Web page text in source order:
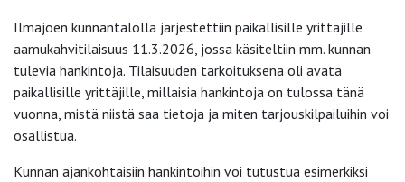
Ilmajoen kunnantalolla järjestettiin paikallisille yrittäjille
aamukahvitilaisuus 11.3.2026, jossa käsiteltiin mm. kunnan
tulevia hankintoja. Tilaisuuden tarkoituksena oli avata
paikallisille yrittäjille, millaisia hankintoja on tulossa tänä
vuonna, mistä niistä saa tietoja ja miten tarjouskilpailuihin voi
osallistua.
Kunnan ajankohtaisiin hankintoihin voi tutustua esimerkiksi